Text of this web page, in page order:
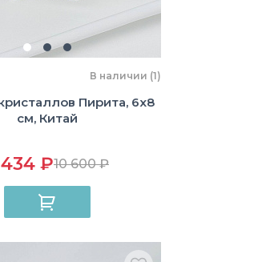
В наличии (1)
Пирита, 6х8
см, Китай
₽10 600 ₽